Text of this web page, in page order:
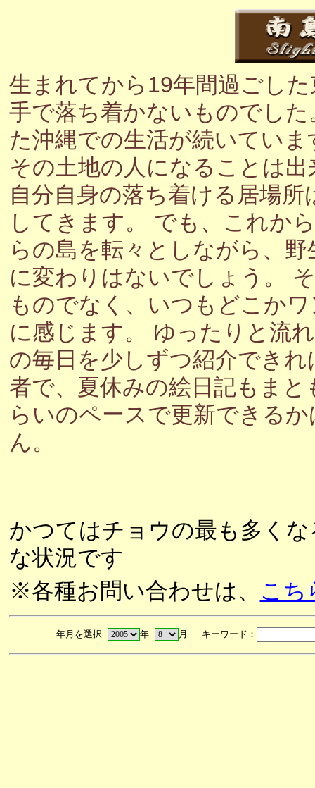
生まれてから19年間過ごし
手で落ち着かないものでし
た沖縄での生活が続いてい
その土地の人になることは
自分自身の落ち着ける居場
してきます。 でも、これか
らの島を転々としながら、
に変わりはないでしょう。
ものでなく、いつもどこか
に感じます。 ゆったりと流
の毎日を少しずつ紹介でき
者で、夏休みの絵日記もま
らいのペースで更新できる
ん。
かつてはチョウの最も多く
な状況です
※各種お問い合わせは、 こち
年月を選択 年 月 キーワード：